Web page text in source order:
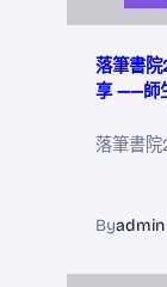
落筆書
享 ——師
落筆書
Byadmin